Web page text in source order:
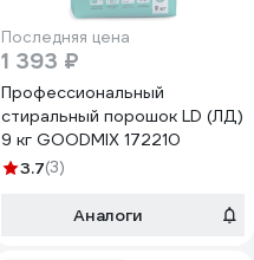
Последняя цена
1 393 ₽
Профессиональный
стиральный порошок LD (ЛД)
9 кг GOODMIX 172210
3.7(3)
Аналоги